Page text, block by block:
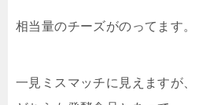
相当量のチーズがのってます。
一見ミスマッチに見えますが、